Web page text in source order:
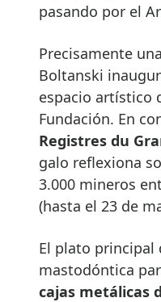
pasando por el
Precisamente
Boltanski
espacio artístico
Fundación. En
Registres du
galo reflexiona
3.000 mineros
(hasta el 23 de
El plato principal
mastodóntica
cajas metálicas